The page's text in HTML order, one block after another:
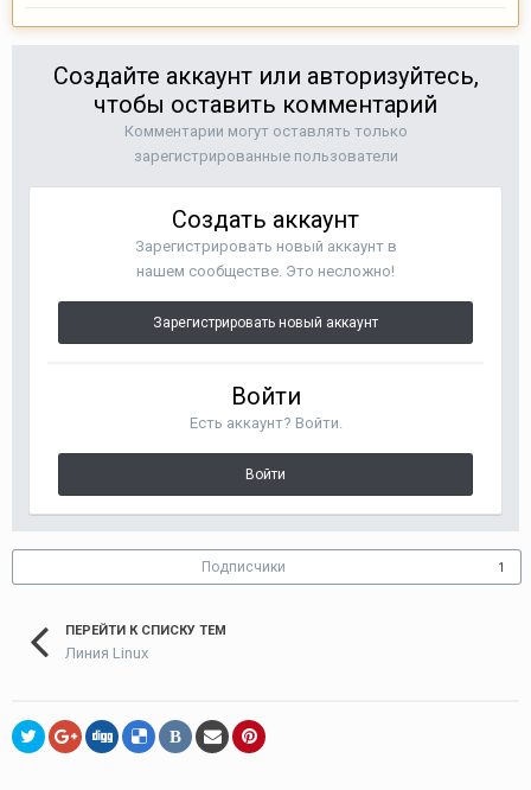
Создайте аккаунт или авторизуйтесь,
чтобы оставить комментарий
Комментарии могут оставлять только
зарегистрированные пользователи
Создать аккаунт
Зарегистрировать новый аккаунт в
нашем сообществе. Это несложно!
Зарегистрировать новый аккаунт
Войти
Есть аккаунт? Войти.
Войти
Подписчики 1
ПЕРЕЙТИ К СПИСКУ ТЕМ
Линия Linux
В